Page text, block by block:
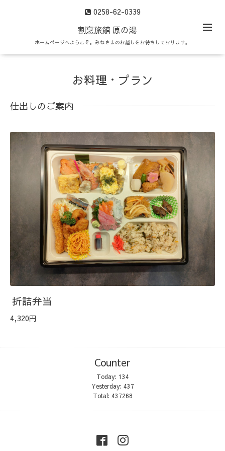
0258-62-0339
割烹旅館 原の湯
ホームページへようこそ。みなさまのお越しをお待ちしております。
お料理・プラン
仕出しのご案内
折詰弁当
4,320円
Counter
Today: 134
Yesterday: 437
Total: 437268